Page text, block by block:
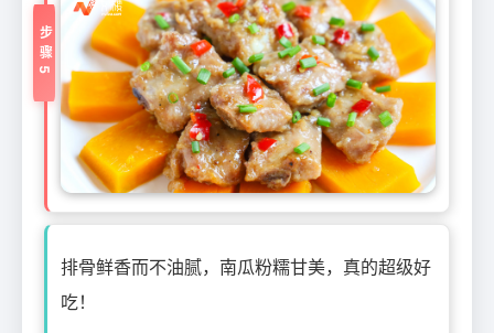
步骤5
排骨鲜香而不油腻，南瓜粉糯甘美，真的超级好
吃！